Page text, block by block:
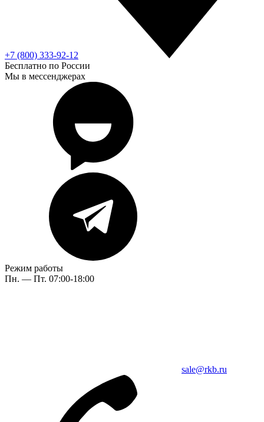
+7 (800) 333-92-12
Бесплатно по России
Мы в мессенджерах
Режим работы
Пн. — Пт. 07:00-18:00
sale@rkb.ru